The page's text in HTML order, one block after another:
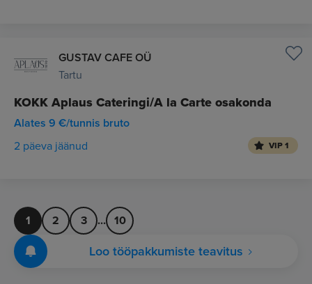
GUSTAV CAFE OÜ
Tartu
KOKK Aplaus Cateringi/A la Carte osakonda
Alates 9 €/tunnis bruto
2 päeva jäänud VIP 1
1 2 3 ... 10
Loo tööpakkumiste teavitus